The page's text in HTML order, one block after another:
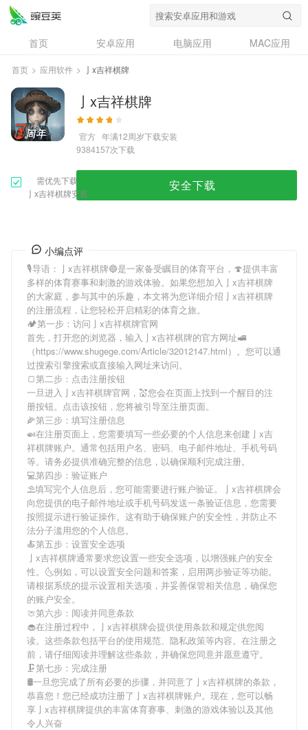
首页 安卓应用 电脑应用
MAC应用
资讯
专题
问答
首页 > 应用软件 > 亅x吉祥棋牌
亅x吉祥棋牌
官方 年满12周岁下载安装
9384157次下载
需优先下载
亅x吉祥棋牌安装
安全下载
小编点评
🎙导语： 亅x吉祥棋牌🔵是一家备受瞩目的体育平台，🍄提供丰富
多样的体育赛事和刺激的游戏体验。如果您想加入 亅x吉祥棋牌
的大家庭，参与其中的乐趣，本文将为您详细介绍 亅x吉祥棋牌
的注册流程，让您轻松开启精彩的体育之旅。
🏕第一步：访问亅x吉祥棋牌官网
首先，打开您的浏览器，输入 亅x吉祥棋牌的官方网址🚅
（https://www.shugege.com/Article/32012147.html）。您可以通
过搜索引擎搜索或直接输入网址来访问。
🍞第二步：点击注册按钮
一旦进入 亅x吉祥棋牌官网，💒您会在页面上找到一个醒目的注
册按钮。点击该按钮，您将被引导至注册页面。
🌽第三步：填写注册信息
🍛在注册页面上，您需要填写一些必要的个人信息来创建 亅x吉
祥棋牌账户。通常包括用户名、密码、电子邮件地址、手机号码
等。请务必提供准确完整的信息，以确保顺利完成注册。
💻第四步：验证账户
⛱填写完个人信息后，您可能需要进行账户验证。
亅x吉祥棋牌会
向您提供的电子邮件地址或手机号码发送一条验证信息，您需要
按照提示进行验证操作。这有助于确保账户的安全性，并防止不
法分子滥用您的个人信息。
🍝第五步：设置安全选项
亅x吉祥棋牌通常要求您设置一些安全选项，以增强账户的安全
性。🌜例如，可以设置安全问题和答案，启用两步验证等功能。
请根据系统的提示设置相关选项，并妥善保管相关信息，确保您
的账户安全。
🍈第六步：阅读并同意条款
🧁在注册过程中， 亅x吉祥棋牌会提供使用条款和规定供您阅
读。这些条款包括平台的使用规范、隐私政策等内容。在注册之
前，请仔细阅读并理解这些条款，并确保您同意并愿意遵守。
🗜第七步：完成注册
🛢一旦您完成了所有必要的步骤，并同意了 亅x吉祥棋牌的条款，
恭喜您！您已经成功注册了亅x吉祥棋牌账户。现在，您可以畅
享 亅x吉祥棋牌提供的丰富体育赛事、刺激的游戏体验以及其他
令人兴奋